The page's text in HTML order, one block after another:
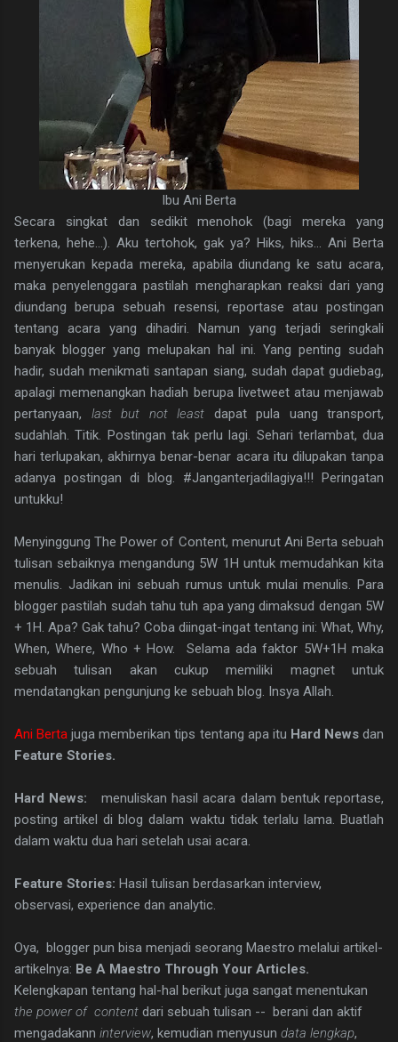
Ibu Ani Berta
Secara singkat dan sedikit menohok (bagi mereka yang
terkena, hehe...). Aku tertohok, gak ya? Hiks, hiks... Ani Berta
menyerukan kepada mereka, apabila diundang ke satu acara,
maka penyelenggara pastilah mengharapkan reaksi dari yang
diundang berupa sebuah resensi, reportase atau postingan
tentang acara yang dihadiri. Namun yang terjadi seringkali
banyak blogger yang melupakan hal ini. Yang penting sudah
hadir, sudah menikmati santapan siang, sudah dapat gudiebag,
apalagi memenangkan hadiah berupa livetweet atau menjawab
pertanyaan, last but not least dapat pula uang transport,
sudahlah. Titik. Postingan tak perlu lagi. Sehari terlambat, dua
hari terlupakan, akhirnya benar-benar acara itu dilupakan tanpa
adanya postingan di blog. #Janganterjadilagiya!!! Peringatan
untukku!
Menyinggung The Power of Content, menurut Ani Berta sebuah
tulisan sebaiknya mengandung 5W 1H untuk memudahkan kita
menulis. Jadikan ini sebuah rumus untuk mulai menulis. Para
blogger pastilah sudah tahu tuh apa yang dimaksud dengan 5W
+ 1H. Apa? Gak tahu? Coba diingat-ingat tentang ini: What, Why,
When, Where, Who + How. Selama ada faktor 5W+1H maka
sebuah tulisan akan cukup memiliki magnet untuk
mendatangkan pengunjung ke sebuah blog. Insya Allah.
Ani Berta juga memberikan tips tentang apa itu Hard Newsdan
Feature Stories.
Hard News:
menuliskan hasil acara dalam bentuk reportase,
posting artikel di blog dalam waktu tidak terlalu lama. Buatlah
dalam waktu dua hari setelah usai acara.
Feature Stories: Hasil tulisan berdasarkan interview,
observasi, experience dan analytic.
Oya, blogger pun bisa menjadi seorang Maestro melalui artikel-
artikelnya: Be A Maestro Through Your Articles.
Kelengkapan tentang hal-hal berikut juga sangat menentukan
the power of content dari sebuah tulisan -- berani dan aktif
mengadakann interview, kemudian menyusun data lengkap,